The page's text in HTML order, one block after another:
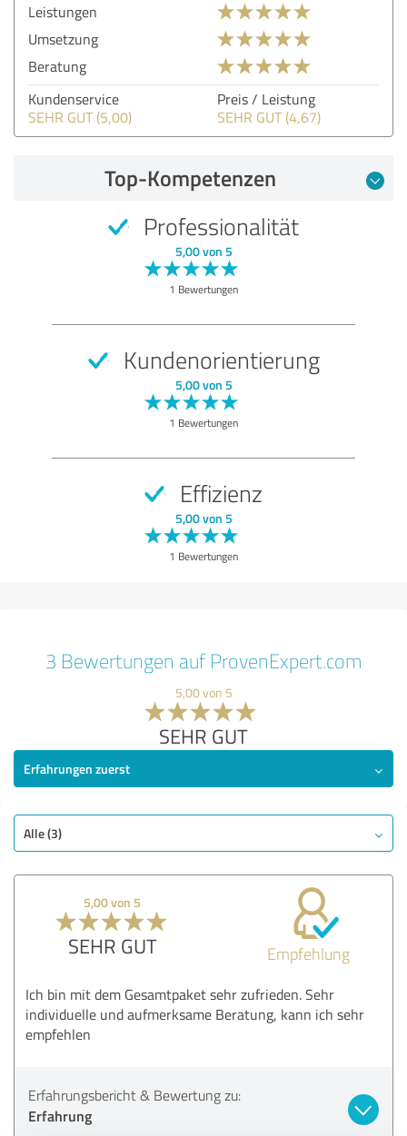
Leistungen
Umsetzung
Beratung
Kundenservice
SEHR GUT (5,00)
Preis / Leistung
SEHR GUT (4,67)
Top-Kompetenzen
Professionalität
5,00 von 5
1 Bewertungen
Kundenorientierung
5,00 von 5
1 Bewertungen
Effizienz
5,00 von 5
1 Bewertungen
3 Bewertungen auf ProvenExpert.com
5,00 von 5
SEHR GUT
Erfahrungen zuerst
Alle (3)
5,00 von 5
SEHR GUT Empfehlung
Ich bin mit dem Gesamtpaket sehr zufrieden. Sehr
individuelle und aufmerksame Beratung, kann ich sehr
empfehlen
Erfahrungsbericht & Bewertung zu:
Erfahrung